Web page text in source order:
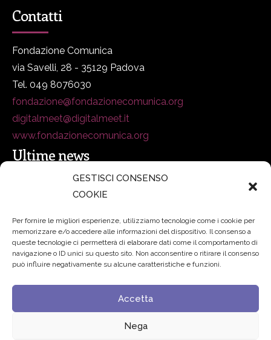
GESTISCI CONSENSO
COOKIE
Per fornire le migliori esperienze, utilizziamo tecnologie come i cookie per
memorizzare e/o accedere alle informazioni del dispositivo. Il consenso a
queste tecnologie ci permetterà di elaborare dati come il comportamento di
navigazione o ID unici su questo sito. Non acconsentire o ritirare il consenso
può influire negativamente su alcune caratteristiche e funzioni.
Accetta
Nega
Contatti
Fondazione Comunica
via Savelli, 28 - 35129 Padova
Tel. 049 8076030
fondazione@fondazionecomunica.org
digitalmeet@digitalmeet.it
www.fondazionecomunica.org
Ultime news
secsolutionforum 2026: è Bologna la nuova capitale
Padre Benanti: «Intelligenza artificiale? Contro i nuovi
algoritmi del potere serve una governance condivisa»
Edvance – Digital Education Hub Higher Education